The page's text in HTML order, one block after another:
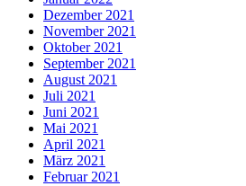
Dezember 2021
November 2021
Oktober 2021
September 2021
August 2021
Juli 2021
Juni 2021
Mai 2021
April 2021
März 2021
Februar 2021